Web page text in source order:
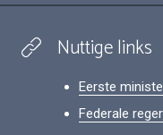
Nuttige links
Eerste
Federale